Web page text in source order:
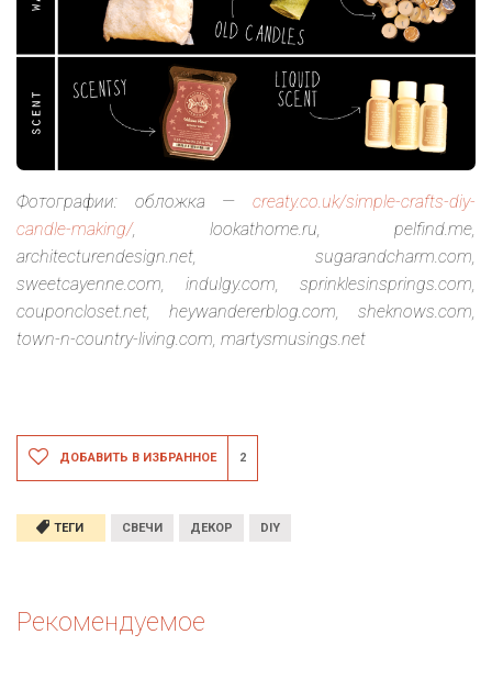
Фотографии: обложка — creaty.co.uk/simple-crafts-diy-
candle-making/, lookathome.ru, pelfind.me,
architecturendesign.net, sugarandcharm.com,
sweetcayenne.com, indulgy.com, sprinklesinsprings.com,
couponcloset.net, heywandererblog.com, sheknows.com,
town-n-country-living.com, martysmusings.net
ДОБАВИТЬ В ИЗБРАННОЕ 2
ТЕГИ СВЕЧИ ДЕКОР DIY
Рекомендуемое